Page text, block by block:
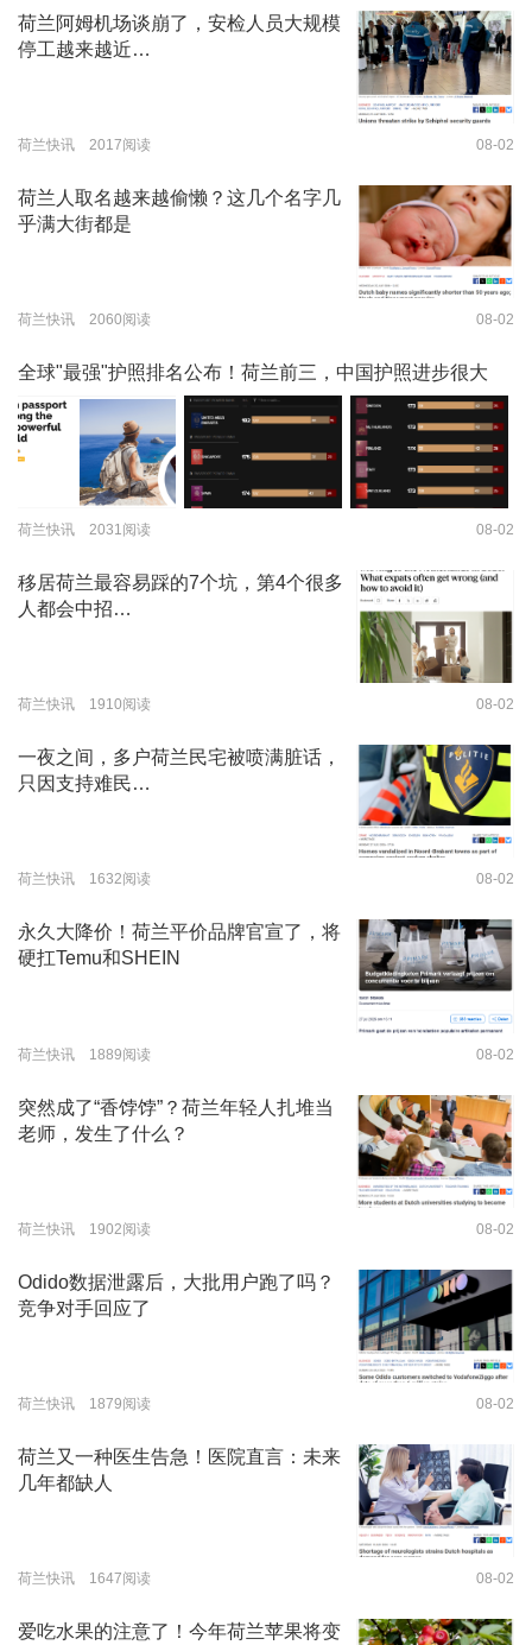
荷兰阿姆机场谈崩了，安检人员大规模
停工越来越近…
荷兰快讯 2017阅读 08-02
荷兰人取名越来越偷懒？这几个名字几
乎满大街都是
荷兰快讯 2060阅读 08-02
全球"最强"护照排名公布！荷兰前三，中国护照进步很大
荷兰快讯 2031阅读 08-02
移居荷兰最容易踩的7个坑，第4个很多
人都会中招…
荷兰快讯 1910阅读 08-02
一夜之间，多户荷兰民宅被喷满脏话，
只因支持难民…
荷兰快讯 1632阅读 08-02
永久大降价！荷兰平价品牌官宣了，将
硬扛Temu和SHEIN
荷兰快讯 1889阅读 08-02
突然成了“香饽饽”？荷兰年轻人扎堆当
老师，发生了什么？
荷兰快讯 1902阅读 08-02
Odido数据泄露后，大批用户跑了吗？
竞争对手回应了
荷兰快讯 1879阅读 08-02
荷兰又一种医生告急！医院直言：未来
几年都缺人
荷兰快讯 1647阅读 08-02
爱吃水果的注意了！今年荷兰苹果将变